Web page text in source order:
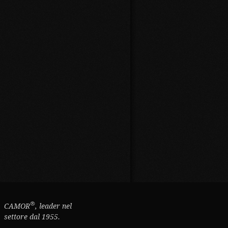
CAMOR®, leader nel
settore dal 1955.